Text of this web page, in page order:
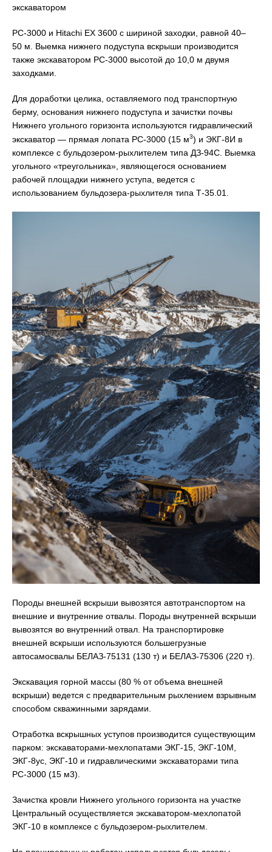
экскаватором
РС-3000 и Hitachi EX 3600 с шириной заходки, равной 40–
50 м. Выемка нижнего подуступа вскрыши производится
также экскаватором РС-3000 высотой до 10,0 м двумя
заходками.
Для доработки целика, оставляемого под транспортную
берму, основания нижнего подуступа и зачистки почвы
Нижнего угольного горизонта используются гидравлический
экскаватор — прямая лопата РС-3000 (15 м3) и ЭКГ-8И в
комплексе с бульдозером-рыхлителем типа ДЗ-94С. Выемка
угольного «треугольника», являющегося основанием
рабочей площадки нижнего уступа, ведется с
использованием бульдозера-рыхлителя типа Т-35.01.
Породы внешней вскрыши вывозятся автотранспортом на
внешние и внутренние отвалы. Породы внутренней вскрыши
вывозятся во внутренний отвал. На транспортировке
внешней вскрыши используются большегрузные
автосамосвалы БЕЛАЗ-75131 (130 т) и БЕЛАЗ-75306 (220 т).
Экскавация горной массы (80 % от объема внешней
вскрыши) ведется с предварительным рыхлением взрывным
способом скважинными зарядами.
Отработка вскрышных уступов производится существующим
парком: экскаваторами-мехлопатами ЭКГ-15, ЭКГ-10М,
ЭКГ-8ус, ЭКГ-10 и гидравлическими экскаваторами типа
РС-3000 (15 м3).
Зачистка кровли Нижнего угольного горизонта на участке
Центральный осуществляется экскаватором-мехлопатой
ЭКГ-10 в комплексе с бульдозером-рыхлителем.